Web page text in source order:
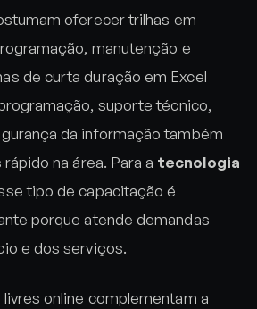
oferecer trilhas em
manutenção e
de curta duração em Excel
suporte técnico,
da informação também
na área. Para a tecnologia
tipo de capacitação é
porque atende demandas
e dos serviços.
online complementam a